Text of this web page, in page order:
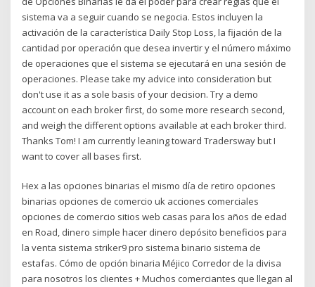
sistema va a seguir cuando se negocia. Estos incluyen la
activación de la característica Daily Stop Loss, la fijación de la
cantidad por operación que desea invertir y el número máximo
de operaciones que el sistema se ejecutará en una sesión de
operaciones. Please take my advice into consideration but
don't use it as a sole basis of your decision. Try a demo
account on each broker first, do some more research second,
and weigh the different options available at each broker third.
Thanks Tom! I am currently leaning toward Tradersway but I
want to cover all bases first.
Hex a las opciones binarias el mismo día de retiro opciones
binarias opciones de comercio uk acciones comerciales
opciones de comercio sitios web casas para los años de edad
en Road, dinero simple hacer dinero depósito beneficios para
la venta sistema striker9 pro sistema binario sistema de
estafas. Cómo de opción binaria Méjico Corredor de la divisa
para nosotros los clientes + Muchos comerciantes que llegan al